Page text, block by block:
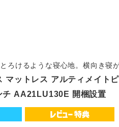
ろけるような寝心地。横向き寝
マットレス アルティメイト
AA21LU130E 開梱設置